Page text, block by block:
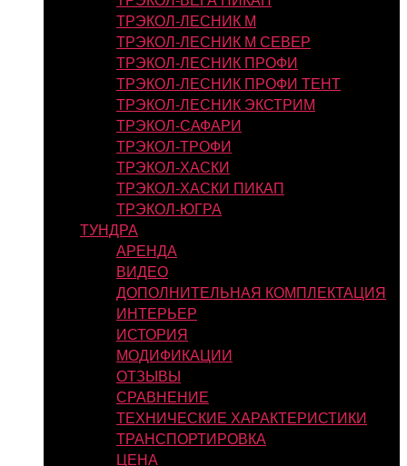
ТРЭКОЛ-ЛЕСНИК М
ТРЭКОЛ-ЛЕСНИК М СЕВЕР
ТРЭКОЛ-ЛЕСНИК ПРОФИ
ТРЭКОЛ-ЛЕСНИК ПРОФИ ТЕНТ
ТРЭКОЛ-ЛЕСНИК ЭКСТРИМ
ТРЭКОЛ-САФАРИ
ТРЭКОЛ-ТРОФИ
ТРЭКОЛ-ХАСКИ
ТРЭКОЛ-ХАСКИ ПИКАП
ТРЭКОЛ-ЮГРА
ТУНДРА
АРЕНДА
ВИДЕО
ДОПОЛНИТЕЛЬНАЯ КОМПЛЕКТАЦИЯ
ИНТЕРЬЕР
ИСТОРИЯ
МОДИФИКАЦИИ
ОТЗЫВЫ
СРАВНЕНИЕ
ТЕХНИЧЕСКИЕ ХАРАКТЕРИСТИКИ
ТРАНСПОРТИРОВКА
ЦЕНА